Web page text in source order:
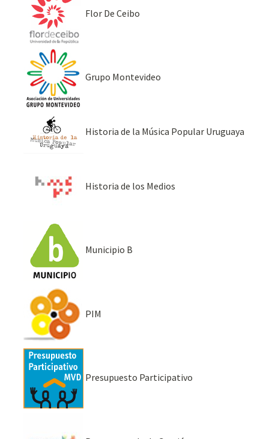
Flor De Ceibo
Grupo Montevideo
Historia de la Música Popular Uruguaya
Historia de los Medios
Municipio B
PIM
Presupuesto Participativo